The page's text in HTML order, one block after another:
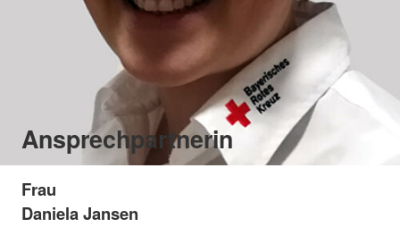
Ansprechpartnerin
Frau
Daniela Jansen